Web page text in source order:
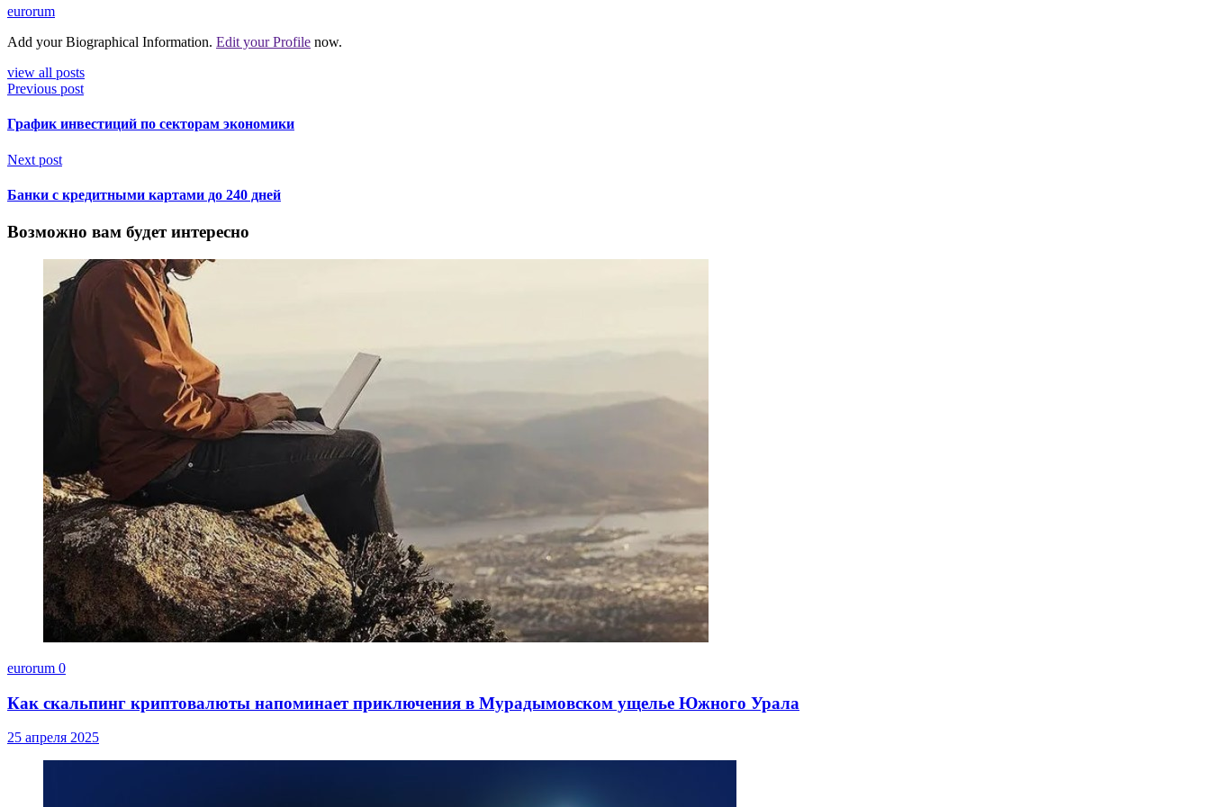
eurorum
Add your Biographical Information. Edit your Profile now.
view all posts
Previous post
График инвестиций по секторам экономики
Next post
Банки с кредитными картами до 240 дней
Возможно вам будет интересно
eurorum 0
Как скальпинг криптовалюты напоминает приключения в Мурадымовском ущелье Южного Урала
25 апреля 2025